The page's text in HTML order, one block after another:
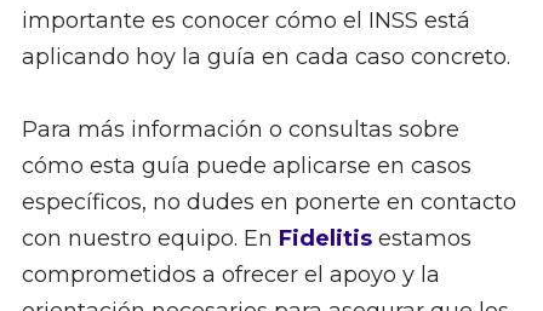
importante es conocer cómo el INSS está
aplicando hoy la guía en cada caso concreto.
Para más información o consultas sobre
cómo esta guía puede aplicarse en casos
específicos, no dudes en ponerte en contacto
con nuestro equipo. En Fidelitisestamos
comprometidos a ofrecer el apoyo y la